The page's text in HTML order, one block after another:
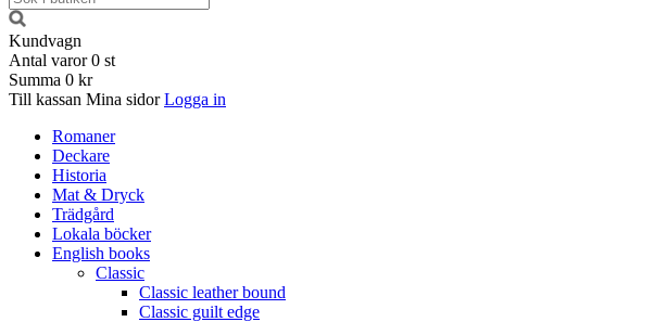
Kundvagn
Antal varor 0 st
Summa 0 kr
Till kassan Mina sidor Logga in
Romaner
Deckare
Historia
Mat & Dryck
Trädgård
Lokala böcker
English books
Classic
Classic leather bound
Classic guilt edge